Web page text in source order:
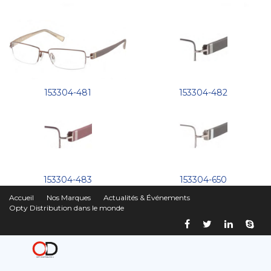
153304-481 153304-482
153304-483 153304-650
Accueil Nos Marques
Actualités & Événements
Opty Distribution dans le monde